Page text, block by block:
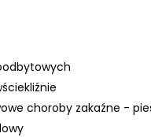
choroby zakaźne -